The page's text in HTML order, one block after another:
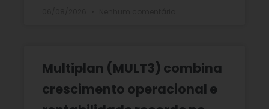
Multiplan (MULT3) combina
crescimento operacional e